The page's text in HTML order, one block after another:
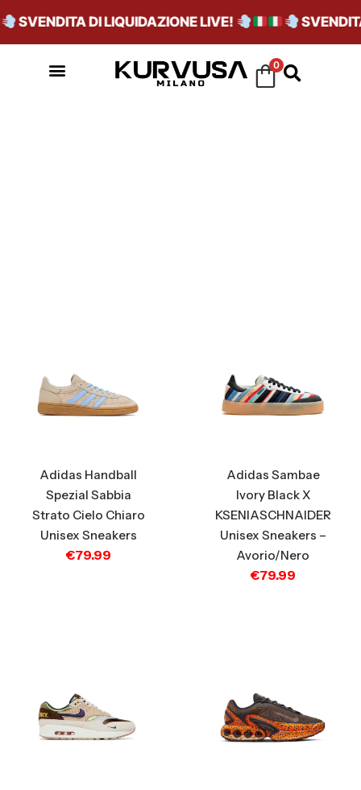
SVENDITA DI LIQUIDAZIONE LIVE! SVENDITA
0
Adidas Handball
Spezial Sabbia
Strato Cielo Chiaro
Unisex Sneakers
€79.99
Adidas Sambae
Ivory Black X
KSENIASCHNAIDER
Unisex Sneakers –
Avorio/Nero
€79.99